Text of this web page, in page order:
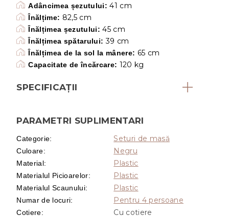
Adâncimea șezutului: 41 cm
Înălțime: 82,5 cm
Înălțimea șezutului: 45 cm
Înălțimea spătarului: 39 cm
Înălțimea de la sol la mânere: 65 cm
Capacitate de încărcare: 120 kg
SPECIFICAȚII
PARAMETRI SUPLIMENTARI
Categorie: Seturi de masă
Culoare: Negru
Material: Plastic
Materialul Picioarelor: Plastic
Materialul Scaunului: Plastic
Numar de locuri: Pentru 4 persoane
Cotiere: Cu cotiere